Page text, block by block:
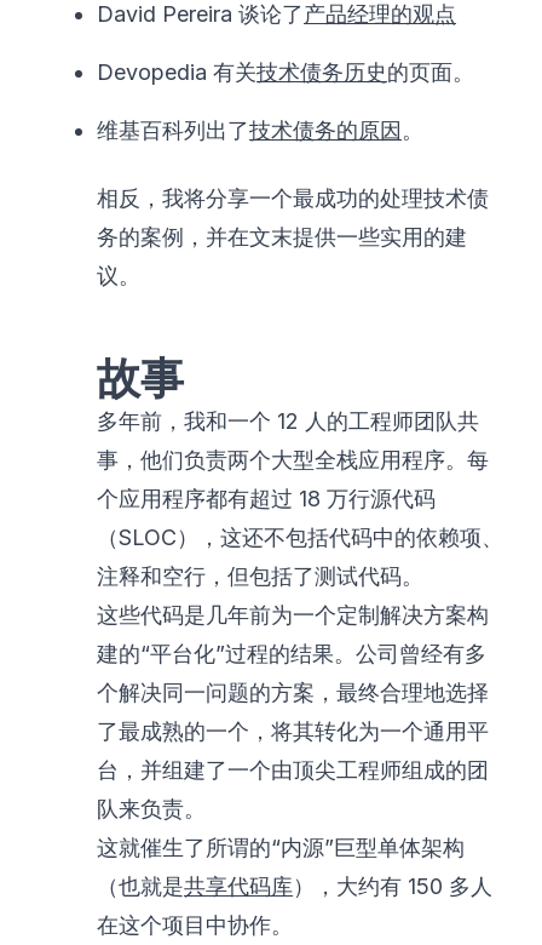
David Pereira 谈论了产品经理的观点
Devopedia 有关技术债务历史的页面。
维基百科列出了技术债务的原因。
相反，我将分享一个最成功的处理技术债
务的案例，并在文末提供一些实用的建
议。
故事
多年前，我和一个 12 人的工程师团队共
事，他们负责两个大型全栈应用程序。每
个应用程序都有超过 18 万行源代码
（SLOC），这还不包括代码中的依赖项、
注释和空行，但包括了测试代码。
这些代码是几年前为一个定制解决方案构
建的“平台化”过程的结果。公司曾经有多
个解决同一问题的方案，最终合理地选择
了最成熟的一个，将其转化为一个通用平
台，并组建了一个由顶尖工程师组成的团
队来负责。
这就催生了所谓的“内源”巨型单体架构
（也就是共享代码库），大约有 150 多人
在这个项目中协作。